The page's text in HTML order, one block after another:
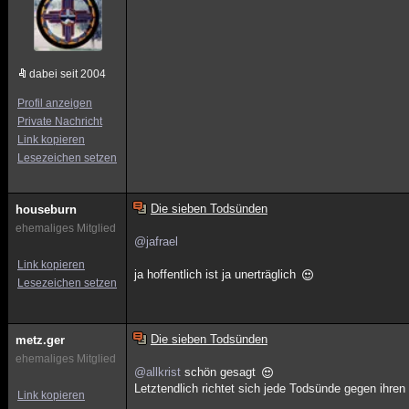
dabei seit 2004
Profil anzeigen
Private Nachricht
Link kopieren
Lesezeichen setzen
houseburn
ehemaliges Mitglied
Link kopieren
Lesezeichen setzen
Die sieben Todsünden
@jafrael
ja hoffentlich ist ja unerträglich
metz.ger
ehemaliges Mitglied
Link kopieren
Die sieben Todsünden
@allkrist schön gesagt
Letztendlich richtet sich jede Todsünde gegen